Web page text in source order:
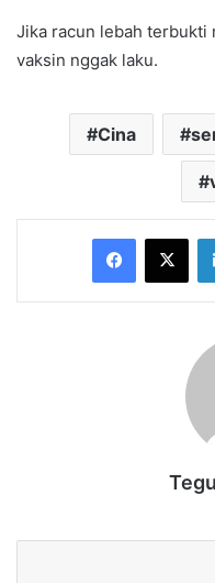
Jika racun lebah terbukti
vaksin nggak laku.
Cina
Facebook
X